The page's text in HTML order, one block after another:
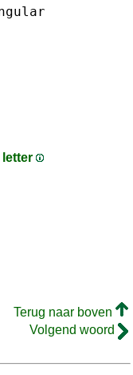
Terug naar boven
Volgend woord